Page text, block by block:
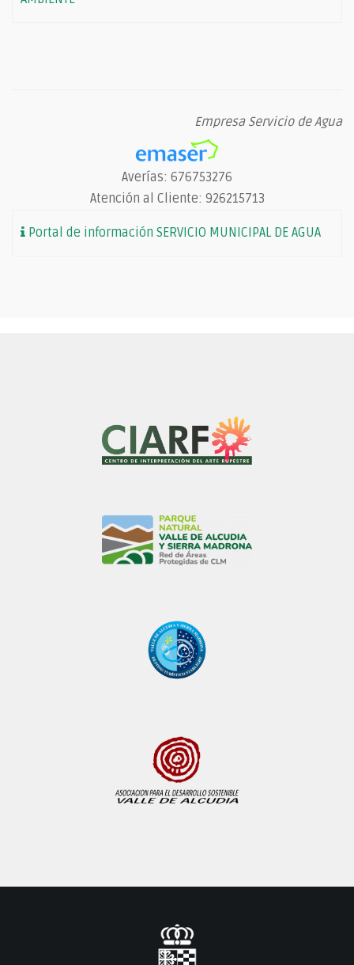
Empresa Servicio de Agua
Averías: 676753276
Atención al Cliente: 926215713
Portal de información SERVICIO MUNICIPAL DE AGUA